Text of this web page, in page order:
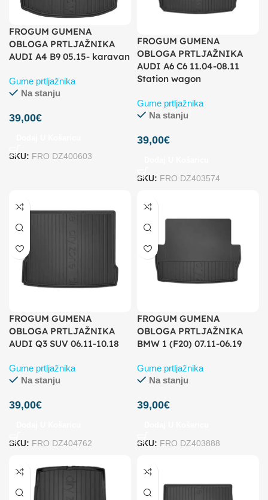
FROGUM GUMENA
OBLOGA PRTLJAŽNIKA
AUDI A4 B9 05.15- karavan
Gume prtljažnika
Na stanju
39,00€
SKU: FRO DZ400603
FROGUM GUMENA
OBLOGA PRTLJAŽNIKA
AUDI A6 C6 11.04-08.11
Station wagon
Gume prtljažnika
Na stanju
39,00€
SKU: FRO DZ403574
FROGUM GUMENA
OBLOGA PRTLJAŽNIKA
AUDI Q3 SUV 06.11-10.18
Gume prtljažnika
Na stanju
39,00€
SKU: FRO DZ404762
FROGUM GUMENA
OBLOGA PRTLJAŽNIKA
BMW 1 (F20) 07.11-06.19
Gume prtljažnika
Na stanju
39,00€
SKU: FRO DZ403888